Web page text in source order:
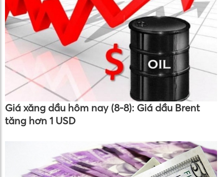
Giá xăng dầu hôm nay (8-8): Giá dầu Brent
tăng hơn 1 USD